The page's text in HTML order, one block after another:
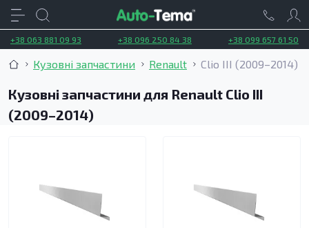
+38 063 881 09 93 +38 096 250 84 38 +38 099 657 61 50
Кузовні запчастини Renault Clio III (2009–2014)
Кузовні запчастини для Renault Clio III
(2009–2014)